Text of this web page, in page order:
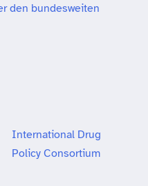
den bundesweiten
International Drug
Policy Consortium